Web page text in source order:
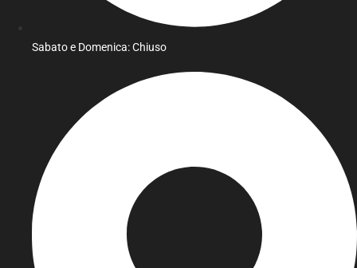
Sabato e Domenica: Chiuso